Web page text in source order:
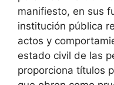
manifiesto, en sus
institución pública
actos y
estado civil de las
proporciona títulos